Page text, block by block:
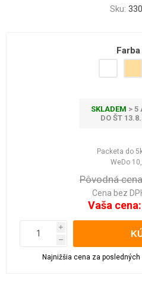
Sku:
Farba
SKLADEM > 5
DO ŠT
Packeta do
WeDo
Pôvodná
Cena bez
Vaša cena:
i
h
Najnižšia cena za posledných